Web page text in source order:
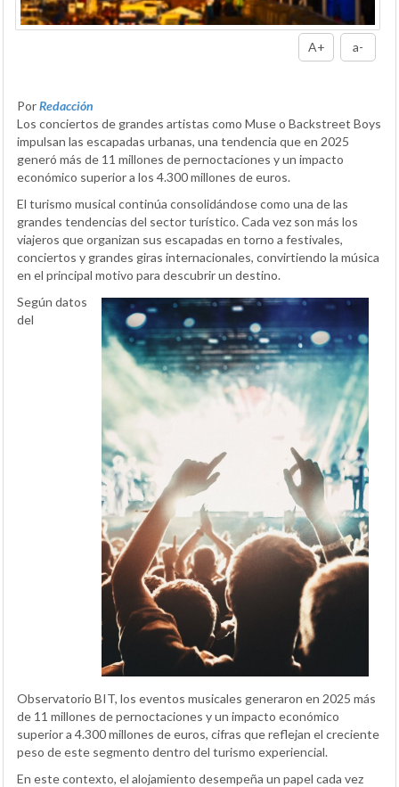
A+ a-
PorRedacción
Los conciertos de grandes artistas como Muse o Backstreet Boys
impulsan las escapadas urbanas, una tendencia que en 2025
generó más de 11 millones de pernoctaciones y un impacto
económico superior a los 4.300 millones de euros.
El turismo musical continúa consolidándose como una de las
grandes tendencias del sector turístico. Cada vez son más los
viajeros que organizan sus escapadas en torno a festivales,
conciertos y grandes giras internacionales, convirtiendo la música
en el principal motivo para descubrir un destino.
Según datos
del
Observatorio BIT, los eventos musicales generaron en 2025 más
de 11 millones de pernoctaciones y un impacto económico
superior a 4.300 millones de euros, cifras que reflejan el creciente
peso de este segmento dentro del turismo experiencial.
En este contexto, el alojamiento desempeña un papel cada vez